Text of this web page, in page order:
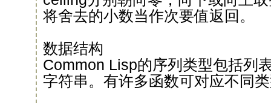
将舍去的小数当作次要值返回。
数据结构
Common Lisp的序列类型包括列
字符串。有许多函数可对应不同